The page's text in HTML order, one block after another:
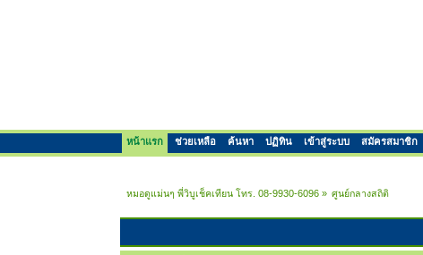
หน้าแรก ช่วยเหลือ ค้นหา ปฏิทิน เข้าสู่ระบบ สมัครสมาชิก
หมอดูแม่นๆ พี่วิบูเช็คเทียน โทร. 08-9930-6096» ศูนย์กลางสถิติ